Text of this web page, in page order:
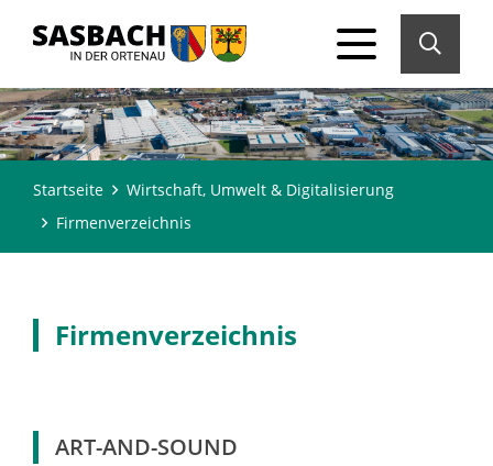
Startseite
Wirtschaft, Umwelt & Digitalisierung
Firmenverzeichnis
Firmenverzeichnis
ART-AND-SOUND